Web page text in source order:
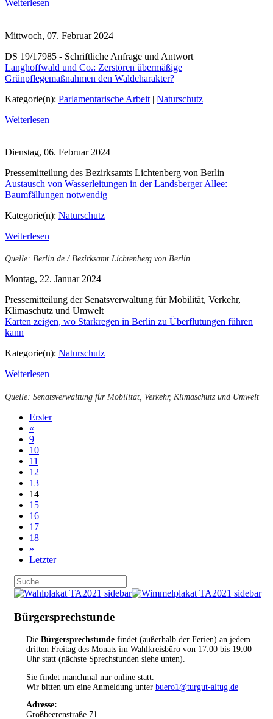
Weiterlesen
Mittwoch, 07. Februar 2024
DS 19/17985 - Schriftliche Anfrage und Antwort
Langhoffwald und Co.: Zerstören übermäßige
Grünpflegemaßnahmen den Waldcharakter?
Kategorie(n): Parlamentarische Arbeit | Naturschutz
Weiterlesen
Dienstag, 06. Februar 2024
Presse­mitteilung des Bezirksamts Lichtenberg von Berlin
Austausch von Wasserleitungen in der Landsberger Allee:
Baumfällungen notwendig
Kategorie(n): Naturschutz
Weiterlesen
Quelle: Berlin.de / Bezirksamt Lichtenberg von Berlin
Montag, 22. Januar 2024
Presse­mitteilung der Senatsverwaltung für Mobilität, Verkehr,
Klimaschutz und Umwelt
Karten zeigen, wo Starkregen in Berlin zu Überflutungen führen
kann
Kategorie(n): Naturschutz
Weiterlesen
Quelle: Senatsverwaltung für Mobilität, Verkehr, Klimaschutz und Umwelt
Erster
«
9
10
11
12
13
14
15
16
17
18
»
Letzter
Bürgersprechstunde
Die Bürgersprechstunde findet (außerhalb der Ferien) an jedem
dritten Freitag des Monats im Wahlkreisbüro von 17.00 bis 19.00
Uhr statt (nächste Sprechstunden siehe unten).
Sie findet manchmal nur online statt.
Wir bitten um eine Anmeldung unter buero1@turgut-altug.de
Adresse:
Großbeerenstraße 71